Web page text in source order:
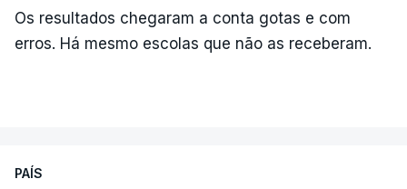
Os resultados chegaram a conta gotas e com
erros. Há mesmo escolas que não as receberam.
PAÍS